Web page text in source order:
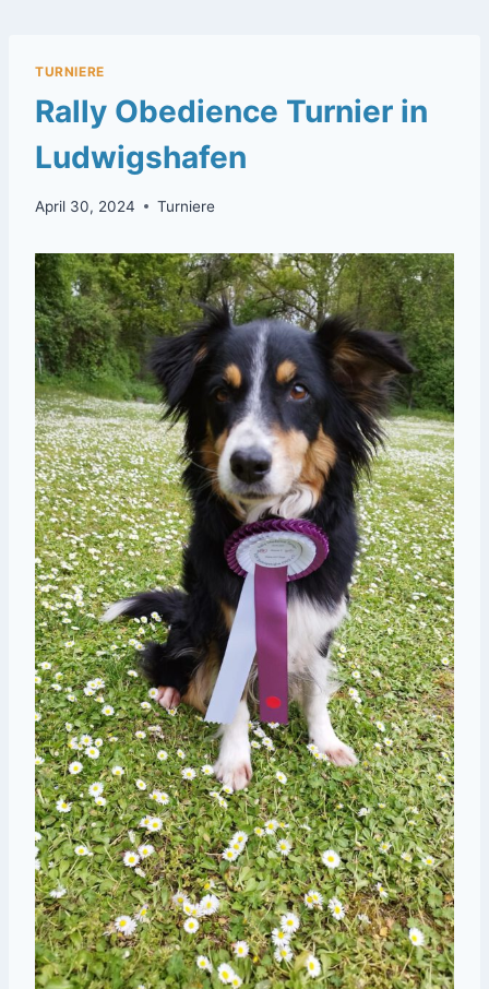
springen
TURNIERE
Rally Obedience Turnier in
Ludwigshafen
April 30, 2024 Turniere